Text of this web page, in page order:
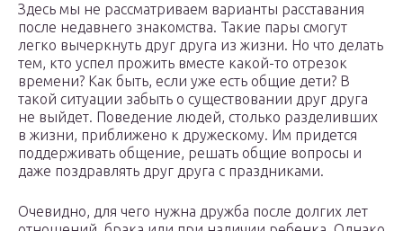
Здесь мы не рассматриваем варианты расставания
после недавнего знакомства. Такие пары смогут
легко вычеркнуть друг друга из жизни. Но что делать
тем, кто успел прожить вместе какой-то отрезок
времени? Как быть, если уже есть общие дети? В
такой ситуации забыть о существовании друг друга
не выйдет. Поведение людей, столько разделивших
в жизни, приближено к дружескому. Им придется
поддерживать общение, решать общие вопросы и
даже поздравлять друг друга с праздниками.
Очевидно, для чего нужна дружба после долгих лет